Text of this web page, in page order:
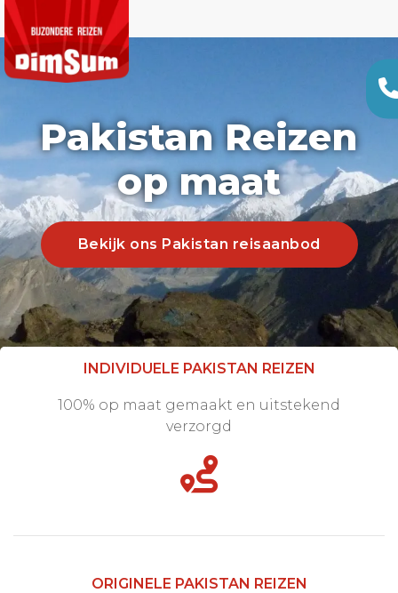
Pakistan Reizen
op maat
Bekijk ons Pakistan reisaanbod
INDIVIDUELE PAKISTAN REIZEN
100% op maat gemaakt en uitstekend
verzorgd
ORIGINELE PAKISTAN REIZEN